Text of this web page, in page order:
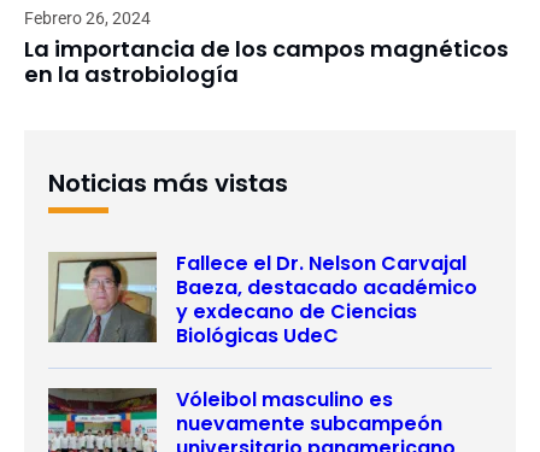
Febrero 26, 2024
La importancia de los campos magnéticos
en la astrobiología
Noticias más vistas
Fallece el Dr. Nelson Carvajal
Baeza, destacado académico
y exdecano de Ciencias
Biológicas UdeC
Vóleibol masculino es
nuevamente subcampeón